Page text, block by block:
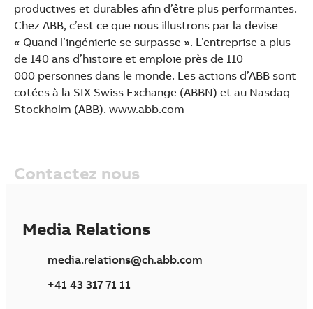
productives et durables afin d’être plus performantes.
Chez ABB, c’est ce que nous illustrons par la devise
« Quand l’ingénierie se surpasse ». L’entreprise a plus
de 140 ans d’histoire et emploie près de 110
000 personnes dans le monde. Les actions d’ABB sont
cotées à la SIX Swiss Exchange (ABBN) et au Nasdaq
Stockholm (ABB). www.abb.com
Contactez nous
Media Relations
media.relations@ch.abb.com
+41 43 317 71 11